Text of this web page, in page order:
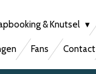
& Knutsel
Fans Contact